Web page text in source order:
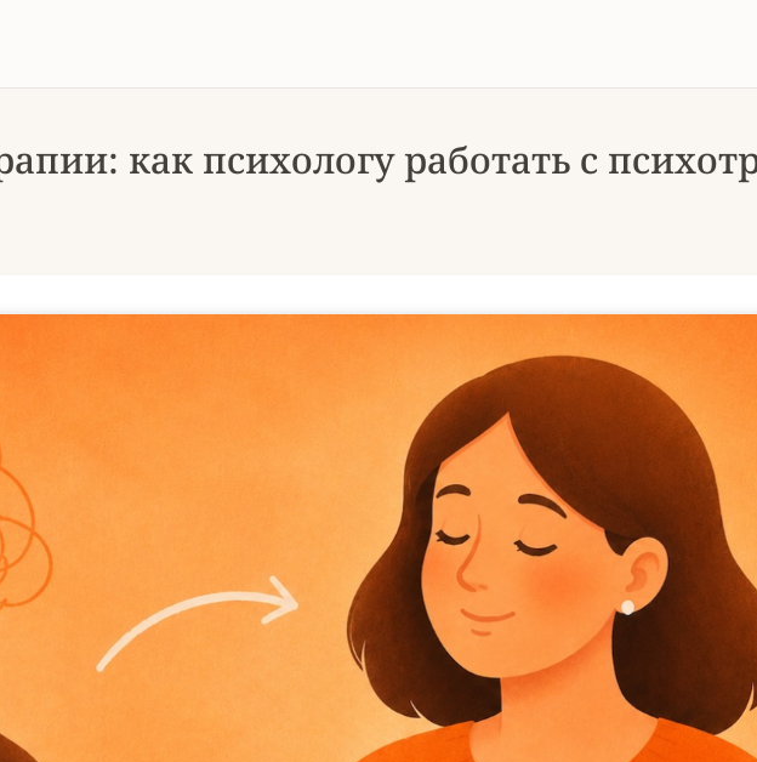
как психологу работать с